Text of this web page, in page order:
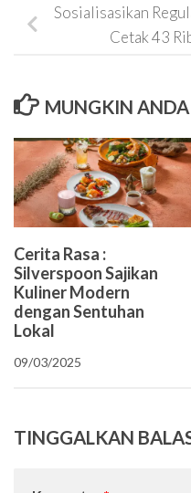
Sosialisasikan
Cetak 43
MUNGKIN
Cerita Rasa :
Silverspoon Sajikan
Kuliner Modern
dengan Sentuhan
Lokal
09/03/2025
TINGGALKAN